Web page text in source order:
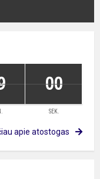
00
SEK.
apie atostogas